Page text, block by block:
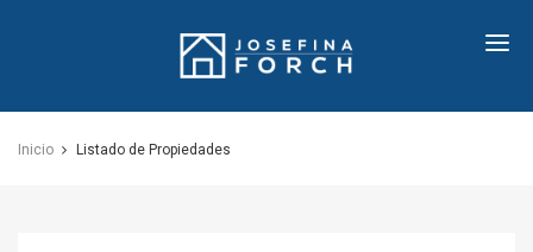
Inicio Listado de Propiedades